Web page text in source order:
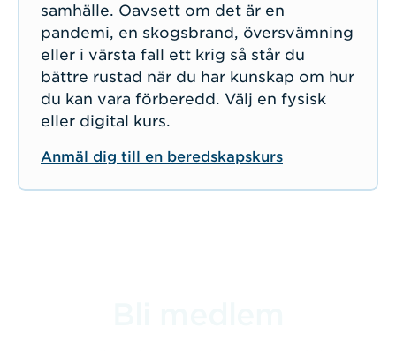
samhälle. Oavsett om det är en
pandemi, en skogsbrand, översvämning
eller i värsta fall ett krig så står du
bättre rustad när du har kunskap om hur
du kan vara förberedd. Välj en fysisk
eller digital kurs.
Anmäl dig till en beredskapskurs